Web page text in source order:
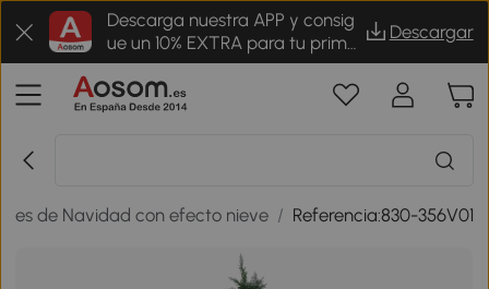
Descarga nuestra APP y consig
ue un 10% EXTRA para tu prime
r pedido
Descargar
de Navidad con efecto nieve / Referencia:830-356V01